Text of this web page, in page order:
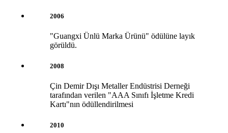
2006
"Guangxi Ünlü Marka Ürünü" ödülüne layık
görüldü.
2008
Çin Demir Dışı Metaller Endüstrisi Derneği
tarafından verilen "AAA Sınıfı İşletme Kredi
Kartı"nın ödüllendirilmesi
2010